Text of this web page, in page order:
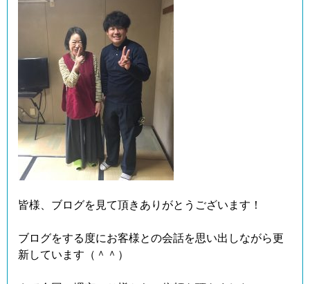
皆様、ブログを見て頂きありがとうございます！
ブログをする度にお客様との会話を思い出しながら更
新しています（＾＾）